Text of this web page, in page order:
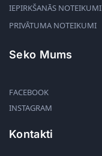
IEPIRKŠANĀS NOTEIKUMI
PRIVĀTUMA NOTEIKUMI
Seko Mums
FACEBOOK
INSTAGRAM
Kontakti